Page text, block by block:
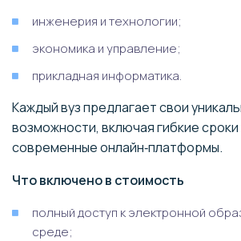
инженерия и технологии;
экономика и управление;
прикладная информатика.
Каждый вуз предлагает свои
возможности, включая гибкие
современные онлайн‑платформы.
Что включено в стоимость
полный доступ к электронной
среде;